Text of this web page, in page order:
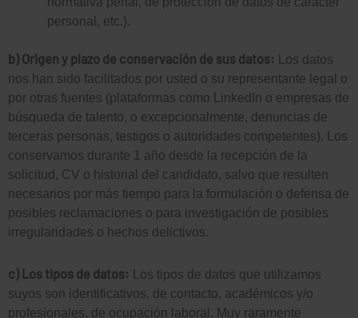
personal, etc.).
b) Origen y plazo de conservación de sus datos:
Los datos
nos han sido facilitados por usted o su representante legal o
por otras fuentes (plataformas como LinkedIn o empresas de
búsqueda de talento, o excepcionalmente, denuncias de
terceras personas, testigos o autoridades competentes). Los
conservamos durante 1 año desde la recepción de la
solicitud, CV o historial del candidato, salvo que resulten
necesarios por más tiempo para la formulación o defensa de
posibles reclamaciones o para investigación de posibles
irregularidades o hechos delictivos.
c) Los tipos de datos: Los tipos de datos que utilizamos
suyos son identificativos, de contacto, académicos y/o
profesionales, de ocupación laboral. Muy raramente